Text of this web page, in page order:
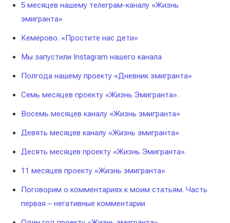
5 месяцев нашему телеграм-каналу «Жизнь
эмигранта»
Кемерово. «Простите нас дети»
Мы запустили Instagram нашего канала
Полгода нашему проекту «Дневник эмигранта»
Семь месяцев проекту «Жизнь Эмигранта».
Восемь месяцев каналу «Жизнь эмигранта»
Девять месяцев каналу «Жизнь эмигранта»
Десять месяцев проекту «Жизнь Эмигранта».
11 месяцев проекту «Жизнь эмигранта»
Поговорим о комментариях к моим статьям. Часть
первая – негативные комментарии